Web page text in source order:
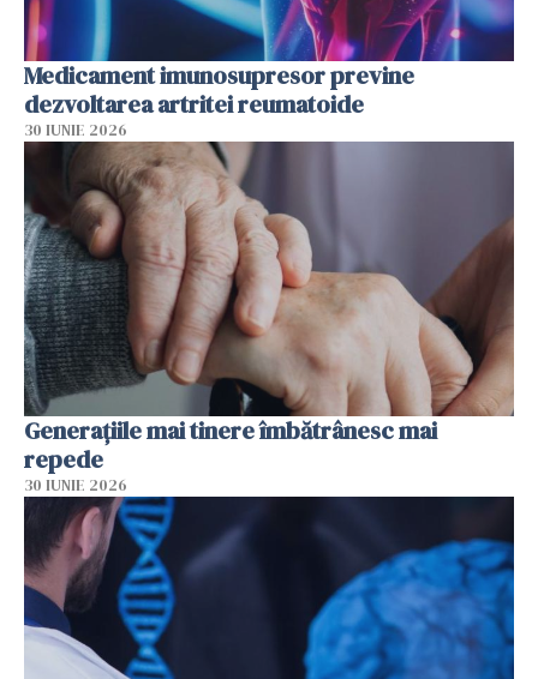
Medicament imunosupresor previne
dezvoltarea artritei reumatoide
30 IUNIE 2026
Generațiile mai tinere îmbătrânesc mai
repede
30 IUNIE 2026